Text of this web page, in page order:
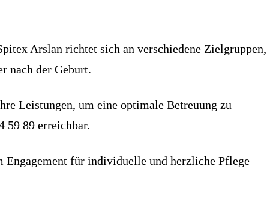
Arslan richtet sich an verschiedene Zielgruppen,
nach der Geburt.
Leistungen, um eine optimale Betreuung zu
59 89 erreichbar.
Engagement für individuelle und herzliche Pflege